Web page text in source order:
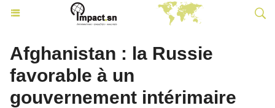
Afghanistan : la Russie
favorable à un
gouvernement intérimaire